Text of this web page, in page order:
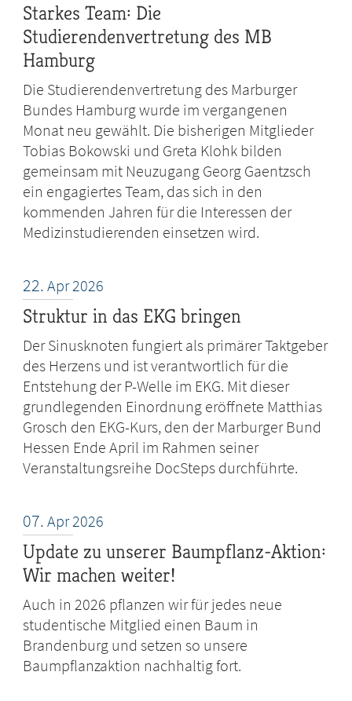
Starkes Team: Die
Studierendenvertretung des MB
Hamburg
Die Studierendenvertretung des Marburger
Bundes Hamburg wurde im vergangenen
Monat neu gewählt. Die bisherigen Mitglieder
Tobias Bokowski und Greta Klohk bilden
gemeinsam mit Neuzugang Georg Gaentzsch
ein engagiertes Team, das sich in den
kommenden Jahren für die Interessen der
Medizinstudierenden einsetzen wird.
22. Apr2026
Struktur in das EKG bringen
Der Sinusknoten fungiert als primärer Taktgeber
des Herzens und ist verantwortlich für die
Entstehung der P-Welle im EKG. Mit dieser
grundlegenden Einordnung eröffnete Matthias
Grosch den EKG-Kurs, den der Marburger Bund
Hessen Ende April im Rahmen seiner
Veranstaltungsreihe DocSteps durchführte.
07. Apr2026
Update zu unserer Baumpflanz-Aktion:
Wir machen weiter!
Auch in 2026 pflanzen wir für jedes neue
studentische Mitglied einen Baum in
Brandenburg und setzen so unsere
Baumpflanzaktion nachhaltig fort.